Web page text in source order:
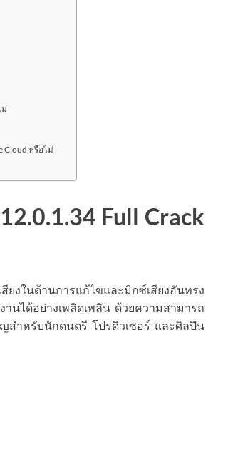
ม่
Cloud หรือไม่
Full Crack
ยงในด้านการแก้ไขและมิกซ์เสียงอันทรง
นได้อย่างเพลิดเพลิน ด้วยความสามารถ
ญสำหรับนักดนตรี โปรดิวเซอร์ และศิลปิน